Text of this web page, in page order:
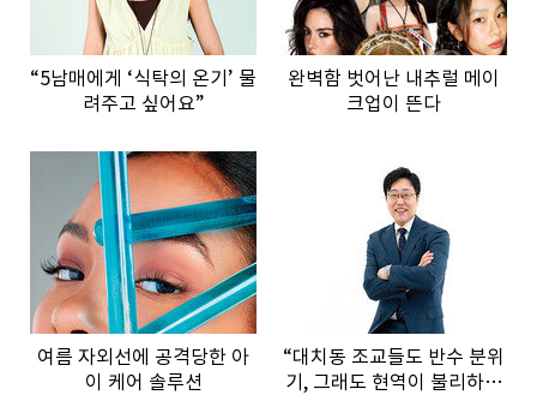
“5남매에게 ‘식탁의 온기’ 물
려주고 싶어요”
완벽함 벗어난 내추럴 메이
크업이 뜬다
여름 자외선에 공격당한 아
이 케어 솔루션
“대치동 조교들도 반수 분위
기, 그래도 현역이 불리하지